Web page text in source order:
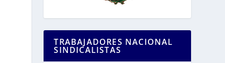
TRABAJADORES NACIONAL
SINDICALISTAS